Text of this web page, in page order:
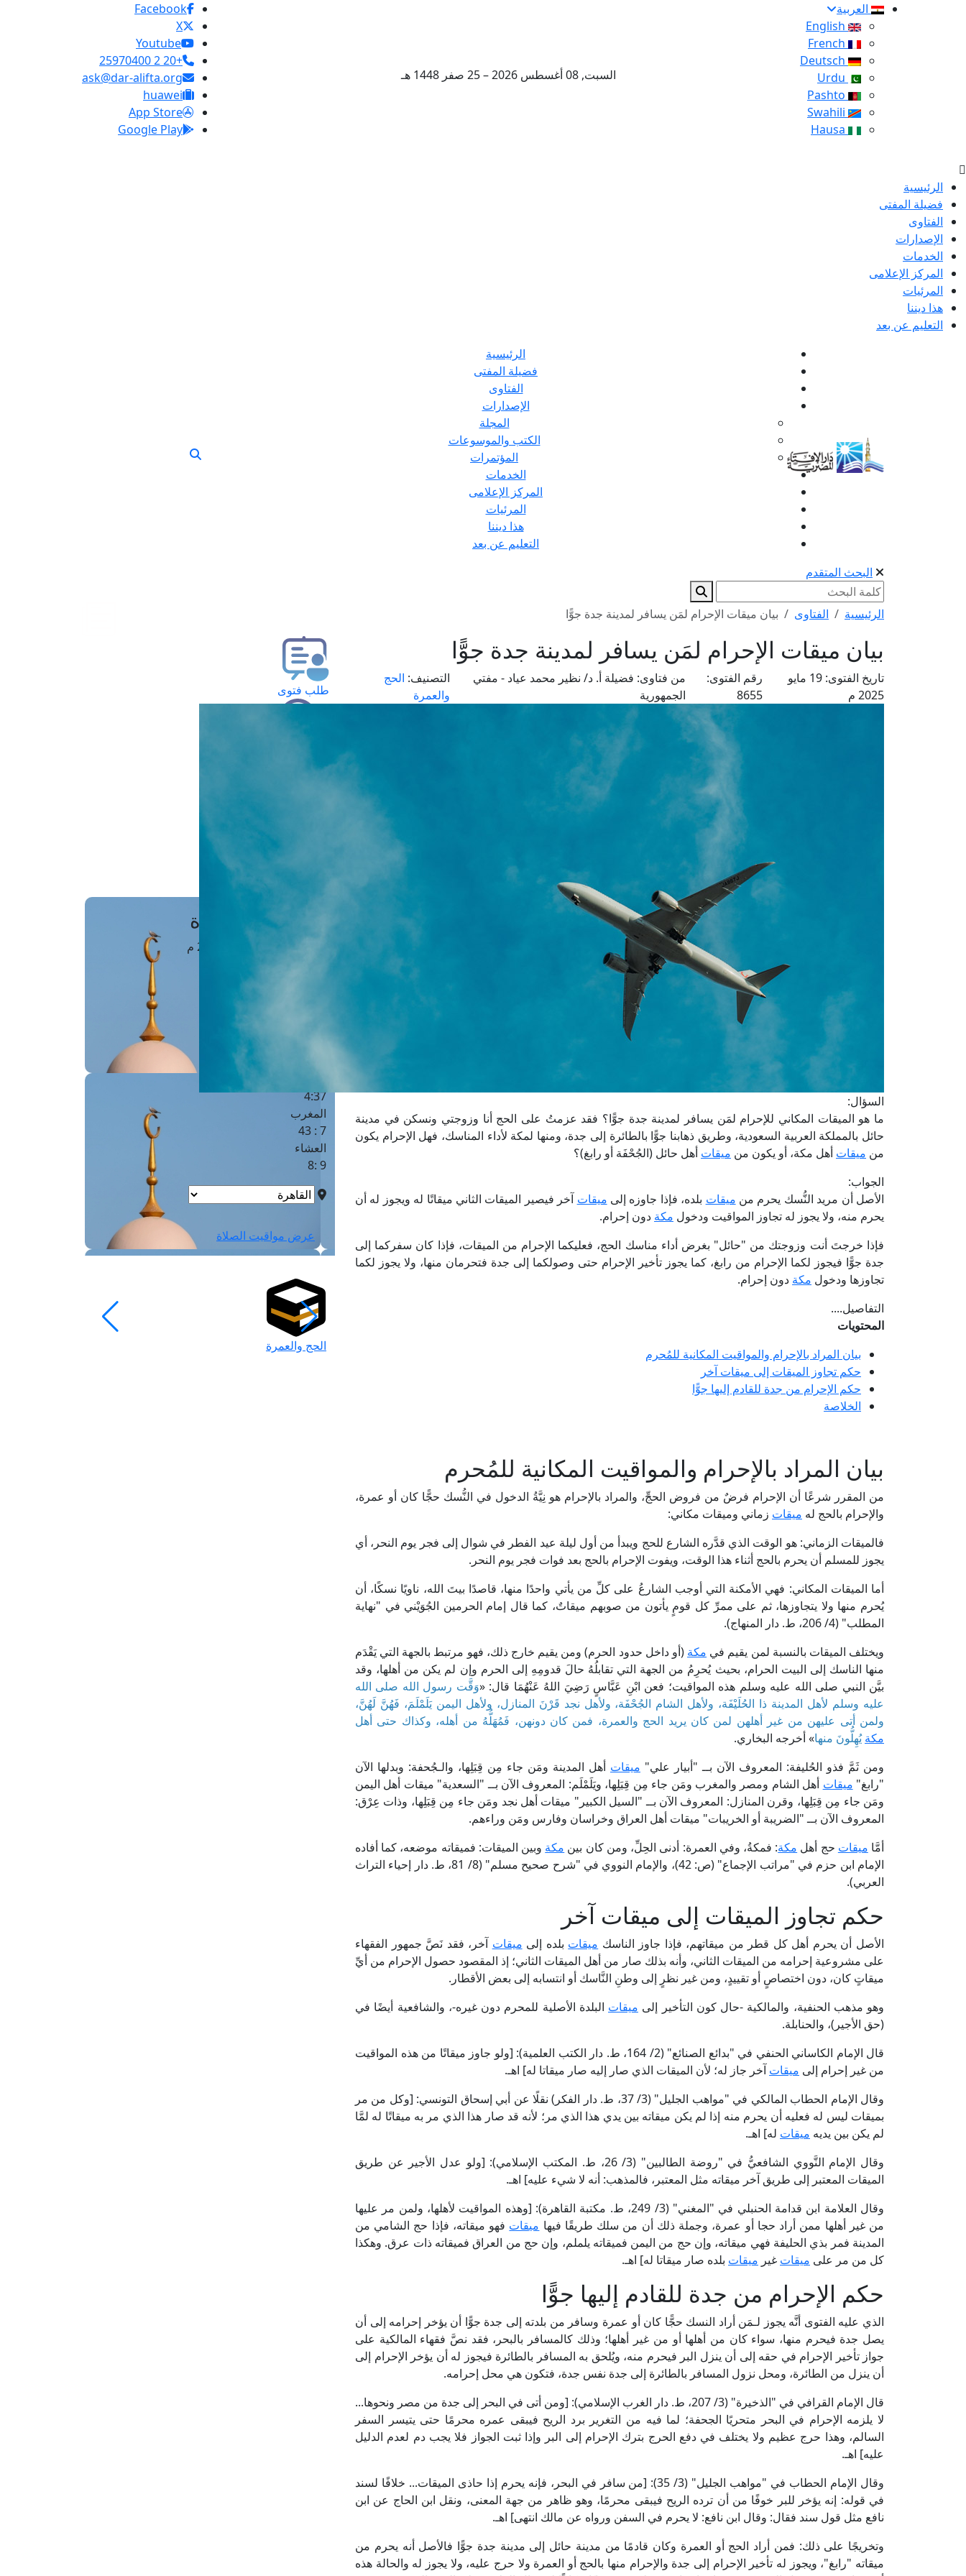
العربية
السبت, 08 أغسطس 2026 – 25 صفر 1448 هـ
Facebook
X
Youtube
+20 2 25970400
ask@dar-alifta.org
huawei
App Store
Google Play
الرئيسية
فضيلة المفتى
الفتاوى
الإصدارات
الخدمات
المركز الإعلامى
المرئيات
هذا ديننا
التعليم عن بعد
الرئيسية
فضيلة المفتى
الفتاوى
الإصدارات
المجلة
الكتب والموسوعات
المؤتمرات
الخدمات
المركز الإعلامى
المرئيات
هذا ديننا
التعليم عن بعد
البحث المتقدم
الرئيسية الفتاوى بيان ميقات الإحرام لمَن يسافر لمدينة جدة جوًّا
بيان ميقات الإحرام لمَن يسافر لمدينة جدة جوًّا
تاريخ الفتوى:
19 مايو
2025 م
رقم الفتوى:
8655
من فتاوى: فضيلة أ. د/ نظير محمد عياد - مفتي
الجمهورية
التصنيف: الحج
والعمرة
السؤال:
ما هو الميقات المكاني للإحرام لمَن يسافر لمدينة جدة جوًّا؟ فقد عزمتُ على الحج أنا وزوجتي ونسكن في مدينة
حائل بالمملكة العربية السعودية، وطريق ذهابنا جوًّا بالطائرة إلى جدة، ومنها لمكة لأداء المناسك، فهل الإحرام يكون
من ميقات أهل مكة، أو يكون من ميقات أهل حائل (الجُحْفَة أو رابغ)؟
الجواب:
الأصل أن مريد النُّسك يحرم من ميقات بلده، فإذا جاوزه إلى ميقات آخر فيصير الميقات الثاني ميقاتًا له ويجوز له أن
يحرم منه، ولا يجوز له تجاوز المواقيت ودخول مكة دون إحرام.
فإذا خرجتَ أنت وزوجتك من "حائل" بغرض أداء مناسك الحج، فعليكما الإحرام من الميقات، فإذا كان سفركما إلى
جدة جوًّا فيجوز لكما الإحرام من رابغ، كما يجوز تأخير الإحرام حتى وصولكما إلى جدة فتحرمان منها، ولا يجوز لكما
تجاوزها ودخول مكة دون إحرام.
التفاصيل....
المحتويات
بيان المراد بالإحرام والمواقيت المكانية للمُحرم
حكم تجاوز الميقات إلى ميقات آخر
حكم الإحرام من جدة للقادم إليها جوًّا
الخلاصة
بيان المراد بالإحرام والمواقيت المكانية للمُحرم
من المقرر شرعًا أن الإحرام فرضٌ من فروض الحجِّ، والمراد بالإحرام هو نِيَّةُ الدخول في النُّسك حجًّا كان أو عمرة،
والإحرام بالحج له ميقات زماني وميقات مكاني:
فالميقات الزماني: هو الوقت الذي قدَّره الشارع للحج ويبدأ من أول ليلة عيد الفطر في شوال إلى فجر يوم النحر، أي
يجوز للمسلم أن يحرم بالحج أثناء هذا الوقت، ويفوت الإحرام بالحج بعد فوات فجر يوم النحر.
أما الميقات المكاني: فهي الأمكنة التي أوجب الشارعُ على كلِّ من يأتي واحدًا منها، قاصدًا بيتَ الله، ناويًا نسكًا، أن
يُحرم منها ولا يتجاوزها، ثم على ممرِّ كل قومٍ يأتون من صوبهم ميقاتٌ، كما قال إمام الحرمين الجُوَيْني في "نهاية
المطلب" (4/ 206، ط. دار المنهاج).
ويختلف الميقات بالنسبة لمن يقيم في مكة (أو داخل حدود الحرم) ومن يقيم خارج ذلك، فهو مرتبط بالجهة التي يَقْدَم
منها الناسك إلى البيت الحرام، بحيث يُحرِمُ من الجهة التي تقابلُهُ حالَ قدومِهِ إلى الحرم وإن لم يكن من أهلها، وقد
بيَّن النبي صلى الله عليه وسلم هذه المواقيت؛ فعن ابْنِ عَبَّاسٍ رَضِيَ اللهُ عَنْهُمَا قال: «وَقَّت رسول الله صلى الله
عليه وسلم لأهل المدينة ذا الحُلَيْفَة، ولأهل الشام الجُحْفَة، ولأهل نجد قَرْنَ المنازل، ولأهل اليمن يَلَمْلَمَ، فَهُنَّ لَهُنَّ،
ولمن أتى عليهن من غير أهلهن لمن كان يريد الحج والعمرة، فمن كان دونهن، فَمُهَلُّهُ من أهله، وكذاك حتى أهل
مكةيُهِلُّونَ منها» أخرجه البخاري.
ومن ثَمَّ فذو الحُليفة: المعروف الآن بــ "أبيار علي" ميقات أهل المدينة ومَن جاء مِن قِبَلِها، والـجُحفة: وبدلها الآن
"رابغ" ميقات أهل الشام ومصر والمغرب ومَن جاء مِن قِبَلِها، ويَلَمْلَم: المعروف الآن بــ "السعدية" ميقات أهل اليمن
ومَن جاء مِن قِبَلِها، وقرن المنازل: المعروف الآن بــ "السيل الكبير" ميقات أهل نجد ومَن جاء مِن قِبَلِها، وذات عِرْق:
المعروف الآن بــ "الضريبة أو الخريبات" ميقات أهل العراق وخراسان وفارس ومَن وراءهم.
أمَّا ميقات حج أهل مكة: فمكةُ، وفي العمرة: أدنى الحِلِّ، ومن كان بين مكة وبين الميقات: فميقاته موضعه، كما أفاده
الإمام ابن حزم في "مراتب الإجماع" (ص: 42)، والإمام النووي في "شرح صحيح مسلم" (8/ 81، ط. دار إحياء التراث
العربي).
حكم تجاوز الميقات إلى ميقات آخر
الأصل أن يحرم أهل كل قطر من ميقاتهم، فإذا جاوز الناسك ميقات بلده إلى ميقات آخر، فقد نَصَّ جمهور الفقهاء
على مشروعية إحرامه من الميقات الثاني، وأنه بذلك صار من أهل الميقات الثاني؛ إذ المقصود حصول الإحرام من أيِّ
ميقاتٍ كان، دون اختصاصٍ أو تقييدٍ، ومن غير نظرٍ إلى وطنِ النَّاسك أو انتسابه إلى بعض الأقطار.
وهو مذهب الحنفية، والمالكية -حال كون التأخير إلى ميقات البلدة الأصلية للمحرم دون غيره-، والشافعية أيضًا في
(حق الأجير)، والحنابلة.
قال الإمام الكاساني الحنفي في "بدائع الصنائع" (2/ 164، ط. دار الكتب العلمية): [ولو جاوز ميقاتًا من هذه المواقيت
من غير إحرام إلى ميقات آخر جاز له؛ لأن الميقات الذي صار إليه صار ميقاتا له] اهـ.
وقال الإمام الحطاب المالكي في "مواهب الجليل" (3/ 37، ط. دار الفكر) نقلًا عن أبي إسحاق التونسي: [وكل من مر
بميقات ليس له فعليه أن يحرم منه إذا لم يكن ميقاته بين يدي هذا الذي مر؛ لأنه قد صار هذا الذي مر به ميقاتًا له لمَّا
لم يكن بين يديه ميقات له] اهـ.
وقال الإمام النَّووي الشافعيُّ في "روضة الطالبين" (3/ 26، ط. المكتب الإسلامي): [ولو عدل الأجير عن طريق
الميقات المعتبر إلى طريق آخر ميقاته مثل المعتبر، فالمذهب: أنه لا شيء عليه] اهـ.
وقال العلامة ابن قدامة الحنبلي في "المغني" (3/ 249، ط. مكتبة القاهرة): [وهذه المواقيت لأهلها، ولمن مر عليها
من غير أهلها ممن أراد حجا أو عمرة، وجملة ذلك أن من سلك طريقًا فيها ميقات فهو ميقاته، فإذا حج الشامي من
المدينة فمر بذي الحليفة فهي ميقاته، وإن حج من اليمن فميقاته يلملم، وإن حج من العراق فميقاته ذات عرق. وهكذا
كل من مر على ميقات غير ميقات بلده صار ميقاتا له] اهـ.
حكم الإحرام من جدة للقادم إليها جوًّا
الذي عليه الفتوى أنَّه يجوز لـمَن أراد النسك حجًّا كان أو عمرة وسافر من بلدته إلى جدة جوًّا أن يؤخر إحرامه إلى أن
يصل جدة فيحرم منها، سواء كان من أهلها أو من غير أهلها؛ وذلك كالمسافر بالبحر، فقد نصَّ فقهاء المالكية على
جواز تأخير الإحرام في حقه إلى أن ينزل البر فيحرم منه، ويُلحق به المسافر بالطائرة فيجوز له أن يؤخر الإحرام إلى
أن ينزل من الطائرة، ومحل نزول المسافر بالطائرة إلى جدة نفس جدة، فتكون هي محل إحرامه.
قال الإمام القرافي في "الذخيرة" (3/ 207، ط. دار الغرب الإسلامي): [ومن أتى في البحر إلى جدة من مصر ونحوها...
لا يلزمه الإحرام في البحر متحريًا الجحفة؛ لما فيه من التغرير برد الريح فيبقى عمره محرمًا حتى يتيسر السفر
السالم، وهذا حرج عظيم ولا يختلف في دفع الحرج بترك الإحرام إلى البر وإذا ثبت الجواز فلا يجب دم لعدم الدليل
عليه] اهـ.
وقال الإمام الحطاب في "مواهب الجليل" (3/ 35): [من سافر في البحر، فإنه يحرم إذا حاذى الميقات... خلافًا لسند
في قوله: إنه يؤخر للبر خوفًا من أن ترده الريح فيبقى محرمًا، وهو ظاهر من جهة المعنى، ونقل ابن الحاج عن ابن
نافع مثل قول سند فقال: وقال ابن نافع: لا يحرم في السفن ورواه عن مالك انتهى] اهـ.
وتخريجًا على ذلك: فمن أراد الحج أو العمرة وكان قادمًا من مدينة حائل إلى مدينة جدة جوًّا فالأصل أنه يحرم من
ميقاته "رابغ"، ويجوز له تأخير الإحرام إلى جدة والإحرام منها بالحج أو العمرة ولا حرج عليه، ولا يجوز له والحالة هذه
طلب فتوى
الفتوى الهاتفية
مَواقِيتُ الصَّـــلاة
القاهرة · 08 أغسطس 2026 م
الشروق
العصر
4:37
المغرب
7 : 43
العشاء
9 :8
عرض مواقيت الصلاة
الحج والعمرة